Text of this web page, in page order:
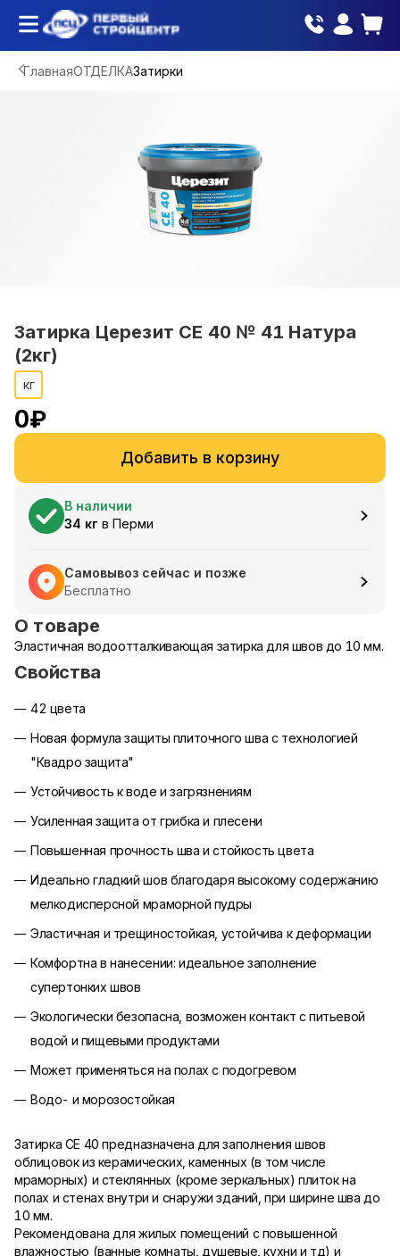
ГлавнаяОТДЕЛКАЗатирки
Затирка Церезит CE 40 № 41 Натура
(2кг)
кг
0₽
Добавить в корзину
В наличии
34 кг в Перми
Самовывоз сейчас и позже
Бесплатно
О товаре
Эластичная водоотталкивающая затирка для швов до 10 мм.
Свойства
42 цвета
Новая формула защиты плиточного шва с технологией
"Квадро защита"
Устойчивость к воде и загрязнениям
Усиленная защита от грибка и плесени
Повышенная прочность шва и стойкость цвета
Идеально гладкий шов благодаря высокому содержанию
мелкодисперсной мраморной пудры
Эластичная и трещиностойкая, устойчива к деформации
Комфортна в нанесении: идеальное заполнение
супертонких швов
Экологически безопасна, возможен контакт с питьевой
водой и пищевыми продуктами
Может применяться на полах с подогревом
Водо- и морозостойкая
Затирка CE 40 предназначена для заполнения швов
облицовок из керамических, каменных (в том числе
мраморных) и стеклянных (кроме зеркальных) плиток на
полах и стенах внутри и снаружи зданий, при ширине шва до
10 мм.
Рекомендована для жилых помещений с повышенной
влажностью (ванные комнаты, душевые, кухни и тд) и